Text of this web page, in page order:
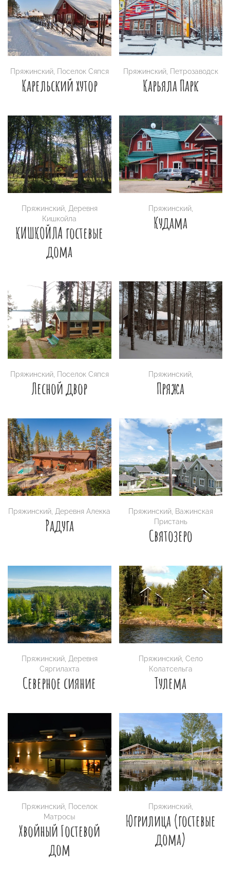
Пряжинский, Поселок Сяпся
Карельский хутор
Пряжинский, Петрозаводск
Карьяла Парк
Пряжинский, Деревня
Кишкойла
КИШКОЙЛА гостевые
дома
Пряжинский,
Кудама
Пряжинский, Поселок Сяпся
Лесной двор
Пряжинский,
Пряжа
Пряжинский,Деревня Алекка
Радуга
Пряжинский, Важинская
Пристань
Святозеро
Пряжинский, Деревня
Сяргилахта
Северное сияние
Пряжинский, Село
Колатсельга
Тулема
Пряжинский, Поселок
Матросы
Хвойный Гостевой
дом
Пряжинский,
Югрилица (гостевые
дома)